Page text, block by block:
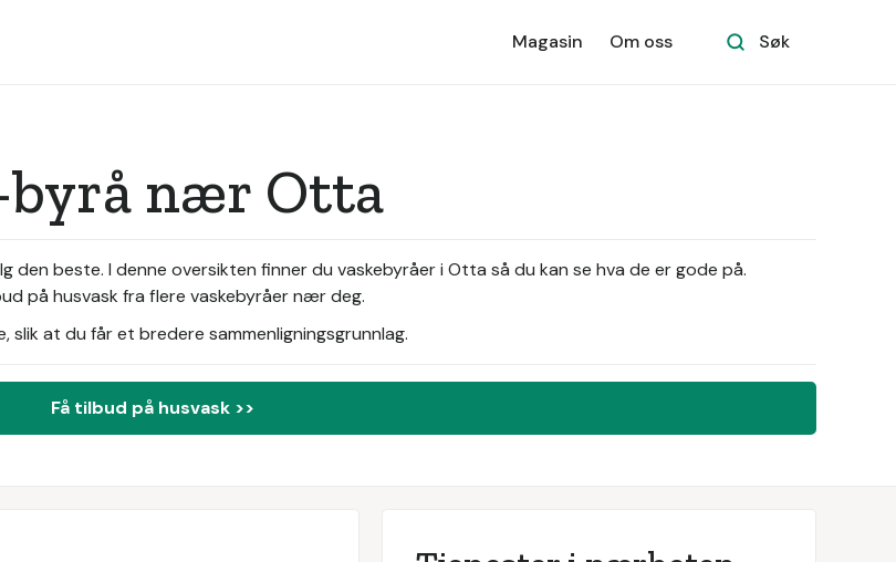
Magasin Om oss Søk
byrå nær Otta
den beste. I denne oversikten finner du vaskebyråer i Otta så du kan se hva de er gode på.
på husvask fra flere vaskebyråer nær deg.
at du får et bredere sammenligningsgrunnlag.
Få tilbud på husvask >>